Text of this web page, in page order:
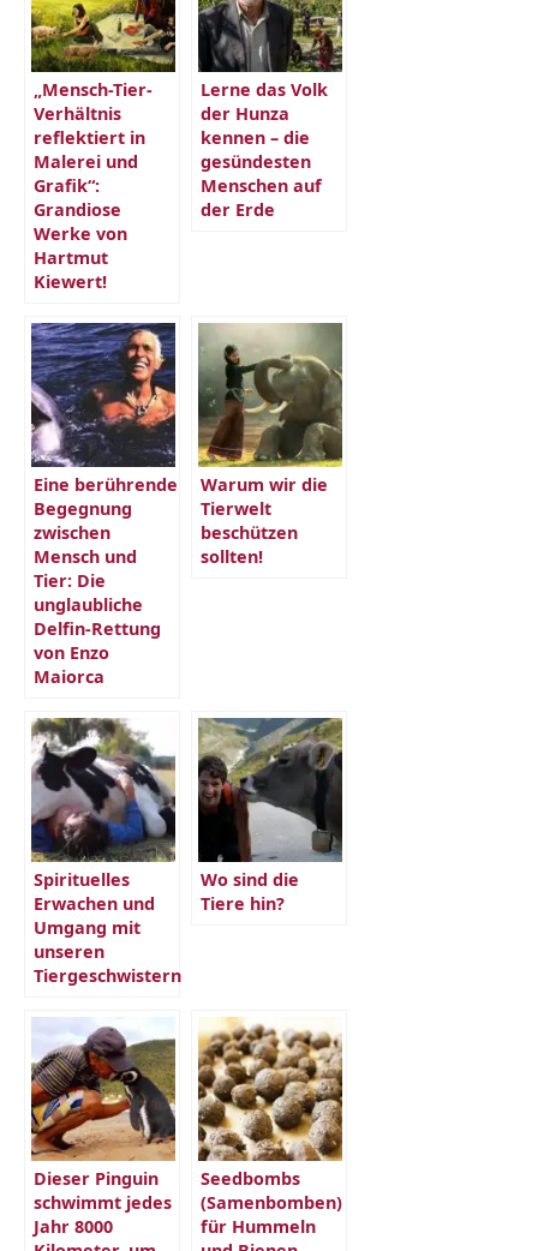
„Mensch-Tier-
Verhältnis
reflektiert in
Malerei und
Grafik“:
Grandiose
Werke von
Hartmut
Kiewert!
Lerne das Volk
der Hunza
kennen – die
gesündesten
Menschen auf
der Erde
Eine berührende
Begegnung
zwischen
Mensch und
Tier: Die
unglaubliche
Delfin-Rettung
von Enzo
Maiorca
Warum wir die
Tierwelt
beschützen
sollten!
Spirituelles
Erwachen und
Umgang mit
unseren
Tiergeschwistern
Wo sind die
Tiere hin?
Dieser Pinguin
schwimmt jedes
Jahr 8000
Seedbombs
(Samenbomben)
für Hummeln